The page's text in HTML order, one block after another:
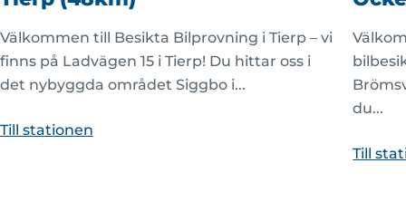
Välkommen till Besikta Bilprovning i Tierp – vi
finns på Ladvägen 15 i Tierp! Du hittar oss i
det nybyggda området Siggbo i...
Till stationen
du...
Till